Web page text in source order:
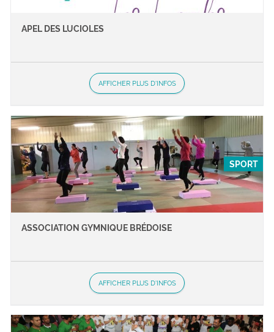
APEL DES LUCIOLES
AFFICHER PLUS D'INFOS
SPORT
ASSOCIATION GYMNIQUE BRÉDOISE
AFFICHER PLUS D'INFOS